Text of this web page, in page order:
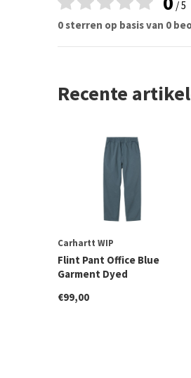
/ 5
0 sterren op basis van 0
Recente
Carhartt WIP
Flint Pant Office Blue
Garment Dyed
€99,00